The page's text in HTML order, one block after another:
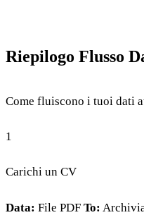
Riepilogo Flusso
Come fluiscono i tuoi dati
1
Carichi un CV
Data: File PDF To: